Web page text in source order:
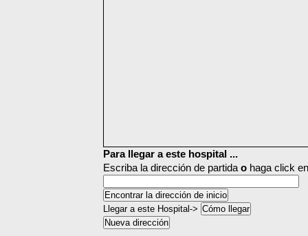
Para llegar a este hospital ...
Escriba la dirección de partida o haga click
Llegar a este Hospital->